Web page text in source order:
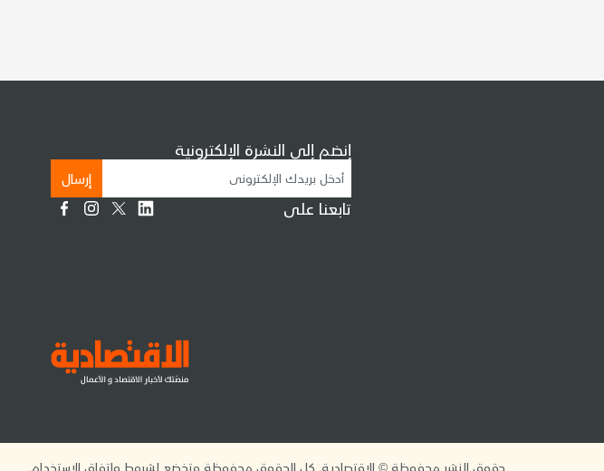
إنضم إلى النشرة الإلكترونية
إرسال
تابعنا على
حقوق النشر محفوظة © الاقتصادية. كل الحقوق محفوظة وتخضع لشروط واتفاق الاستخدام.